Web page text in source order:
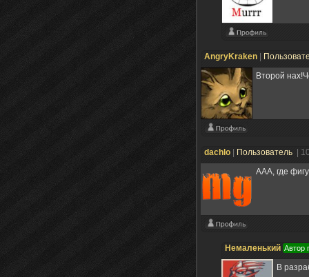
AngryKraken
Второй
dachlo Пользователь
|
ААА, где
Немаленький Автор
В